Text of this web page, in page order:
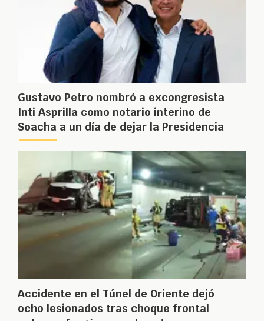
Gustavo Petro nombró a excongresista
Inti Asprilla como notario interino de
Soacha a un día de dejar la Presidencia
Accidente en el Túnel de Oriente dejó
ocho lesionados tras choque frontal